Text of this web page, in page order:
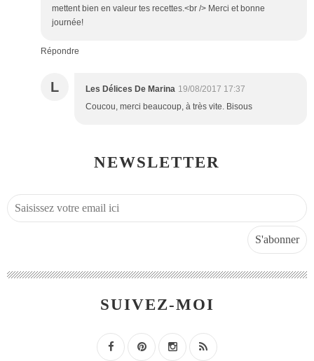
mettent bien en valeur tes recettes.<br /> Merci et bonne
journée!
Répondre
L Les Délices De Marina 19/08/2017 17:37
Coucou, merci beaucoup, à très vite. Bisous
NEWSLETTER
SUIVEZ-MOI